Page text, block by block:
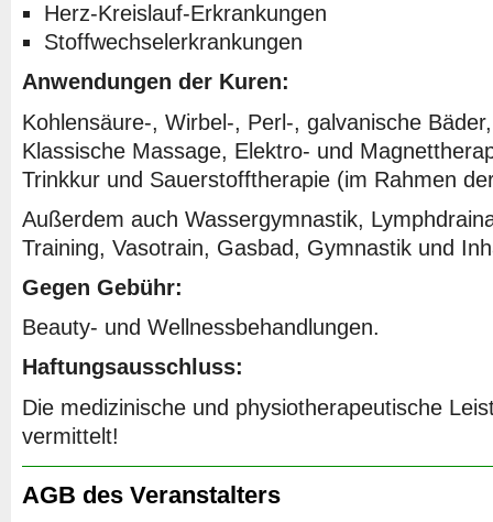
Herz-Kreislauf-Erkrankungen
Stoffwechselerkrankungen
Anwendungen der Kuren:
Kohlensäure-, Wirbel-, Perl-, galvanische
Klassische Massage, Elektro- und
Trinkkur und Sauerstofftherapie (im Rahmen
Außerdem auch Wassergymnastik,
Training, Vasotrain, Gasbad, Gymnastik und
Gegen Gebühr:
Beauty- und Wellnessbehandlungen.
Haftungsausschluss:
Die medizinische und physiotherapeutische
vermittelt!
AGB des Veranstalters